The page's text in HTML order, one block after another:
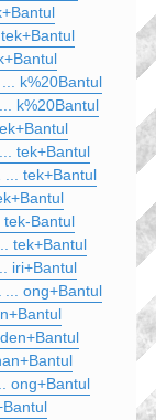
k%20Bantul
k%20Bantul
tek+Bantul
... tek+Bantul
tek-Bantul
tek+Bantul
iri+Bantul
... ong+Bantul
ong+Bantul